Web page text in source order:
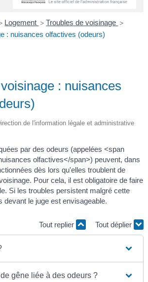
R
E
Logement > Troubles de voisinage >
: nuisances olfactives (odeurs)
: nuisances
de l'information légale et administrative
par des odeurs (appelées <span
olfactives</span>) peuvent, dans
dès lors qu'elles troublent de
Pour cela, il est obligatoire de faire
Si les troubles persistent malgré cette
devant le juge est envisageable.
Tout replier Tout déplier
gêne liée à des odeurs ?